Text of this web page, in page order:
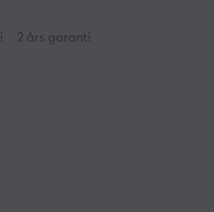
2 års garanti